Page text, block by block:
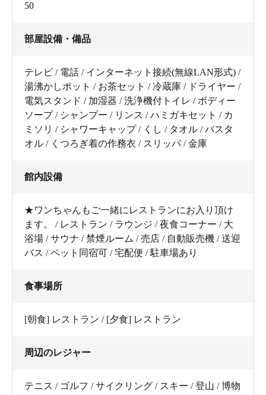
50
部屋設備・備品
テレビ / 電話 / インターネット接続(無線LAN形式) /
湯沸かしポット / お茶セット / 冷蔵庫 / ドライヤー /
電気スタンド / 加湿器 / 洗浄機付トイレ / ボディー
ソープ / シャンプー / リンス / ハミガキセット / カ
ミソリ / シャワーキャップ / くし / タオル / バスタ
オル / くつろぎ着の作務衣 / スリッパ / 金庫
館内設備
★ワンちゃんもご一緒にレストランにお入り頂け
ます。 / レストラン / ラウンジ / 夜食コーナー / 大
浴場 / サウナ / 禁煙ルーム / 売店 / 自動販売機 / 送迎
バス / ペット同宿可 / 宅配便 / 駐車場あり
食事場所
[朝食] レストラン / [夕食] レストラン
周辺のレジャー
テニス / ゴルフ / サイクリング / スキー / 登山 / 博物